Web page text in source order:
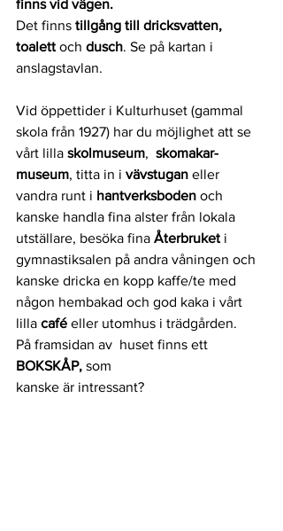
finns vid vägen.
Det finns tillgång till dricksvatten,
toalett och dusch. Se på kartan i
anslagstavlan.
Vid öppettider i Kulturhuset (gammal
skola från 1927) har du möjlighet att se
vårt lilla skolmuseum, skomakar-
museum, titta in i vävstugan eller
vandra runt i hantverksboden och
kanske handla fina alster från lokala
utställare, besöka fina Återbruket i
gymnastiksalen på andra våningen och
kanske dricka en kopp kaffe/te med
någon hembakad och god kaka i vårt
lilla café eller utomhus i trädgården.
På framsidan av  huset finns ett
BOKSKÅP, som
kanske är intressant?